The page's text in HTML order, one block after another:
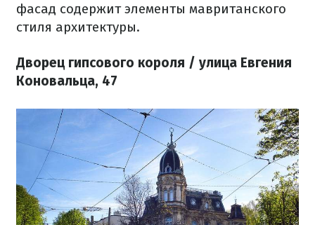
фасад содержит элементы мавританского
стиля архитектуры.
Дворец гипсового короля / улица Евгения
Коновальца, 47